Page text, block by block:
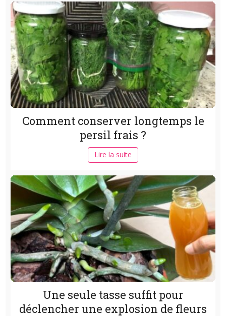
Comment conserver longtemps le
persil frais ?
Lire la suite
Une seule tasse suffit pour
déclencher une explosion de fleurs